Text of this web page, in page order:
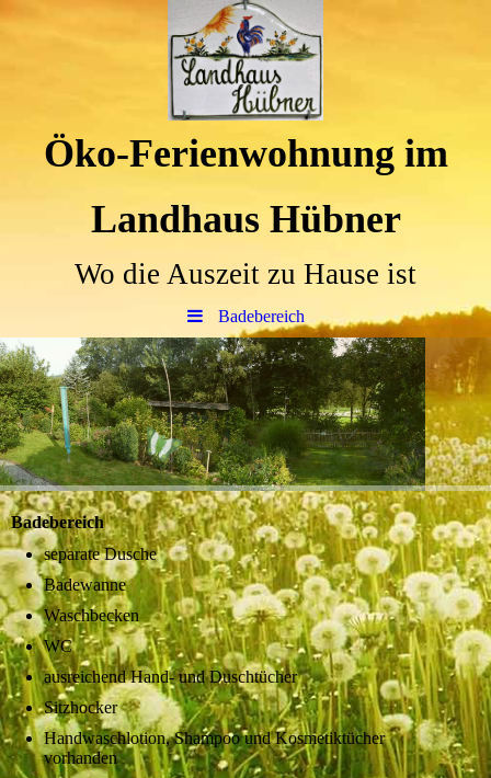
Öko-Ferienwohnung im
Landhaus Hübner
Wo die Auszeit zu Hause ist
Badebereich
Badebereich
separate Dusche
Badewanne
Waschbecken
WC
ausreichend Hand- und Duschtücher
Sitzhocker
Handwaschlotion, Shampoo und Kosmetiktücher
vorhanden